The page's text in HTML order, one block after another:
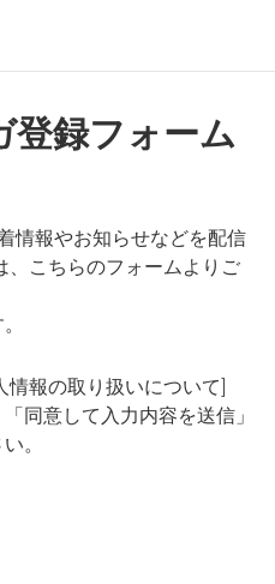
登録フォーム
情報やお知らせなどを配信
、こちらのフォームよりご
情報の取り扱いについて]
同意して入力内容を送信」
。